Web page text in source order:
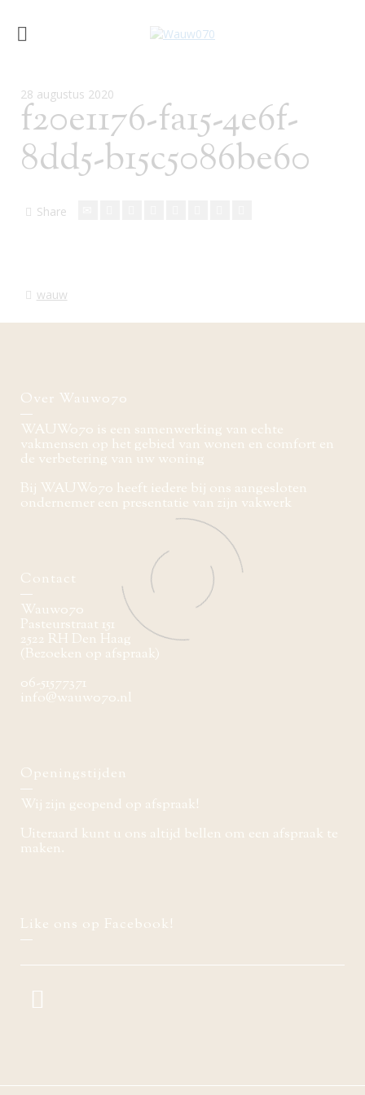
28 augustus 2020
f20e1176-fa15-4e6f-
8dd5-b15c5086be60
Share
wauw
Over Wauw070
WAUW070 is een samenwerking van echte
vakmensen op het gebied van wonen en comfort en
de verbetering van uw woning
Bij WAUW070 heeft iedere bij ons aangesloten
ondernemer een presentatie van zijn vakwerk
Contact
Wauw070
Pasteurstraat 151
2522 RH Den Haag
(Bezoeken op afspraak)
06-51577371
info@wauw070.nl
Openingstijden
Wij zijn geopend op afspraak!
Uiteraard kunt u ons altijd bellen om een afspraak te
maken.
Like ons op Facebook!